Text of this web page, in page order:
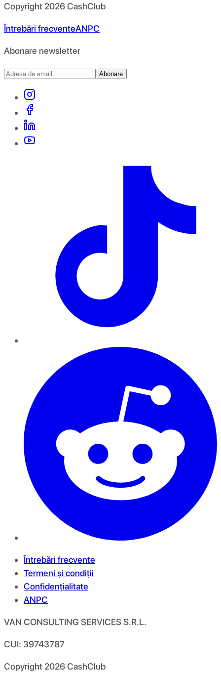
Copyright 2026CashClub
Întrebări frecventeANPC
Abonare newsletter
Abonare
Întrebări frecvente
Termeni și condiții
Confidențialitate
ANPC
VAN CONSULTING SERVICES S.R.L.
CUI: 39743787
Copyright 2026CashClub